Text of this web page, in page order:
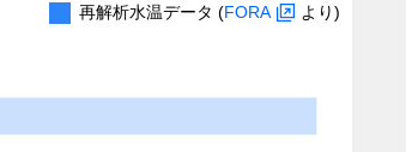
再解析水温データ (FORA より)